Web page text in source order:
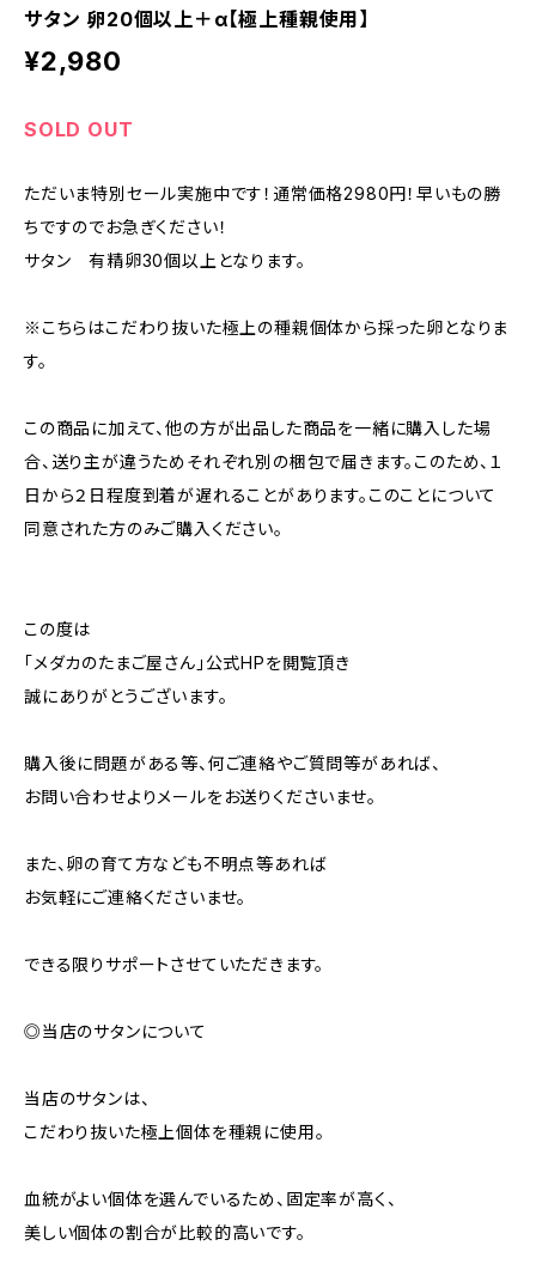
サタン 卵20個以上＋α【極上種親使用】
¥2,980
SOLD OUT
ただいま特別セール実施中です！通常価格2980円！早いもの勝
ちですのでお急ぎください！
サタン 有精卵30個以上となります。
※こちらはこだわり抜いた極上の種親個体から採った卵となりま
す。
この商品に加えて、他の方が出品した商品を一緒に購入した場
合、送り主が違うためそれぞれ別の梱包で届きます。このため、１
日から２日程度到着が遅れることがあります。このことについて
同意された方のみご購入ください。
この度は
「メダカのたまご屋さん」公式HPを閲覧頂き
誠にありがとうございます。
購入後に問題がある等、何ご連絡やご質問等があれば、
お問い合わせよりメールをお送りくださいませ。
また、卵の育て方なども不明点等あれば
お気軽にご連絡くださいませ。
できる限りサポートさせていただきます。
◎当店のサタンについて
当店のサタンは、
こだわり抜いた極上個体を種親に使用。
血統がよい個体を選んでいるため、固定率が高く、
美しい個体の割合が比較的高いです。